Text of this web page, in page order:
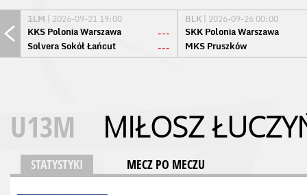
1LM | 2026-09-21 19:00
KKS Polonia Warszawa
---
Solvera Sokół Łańcut
---
BLK | 2026-09-26 00:00
SKK Polonia Warszawa
MKS Pruszków
U13M MIŁOSZ
STATYSTYKI MECZ PO MECZU